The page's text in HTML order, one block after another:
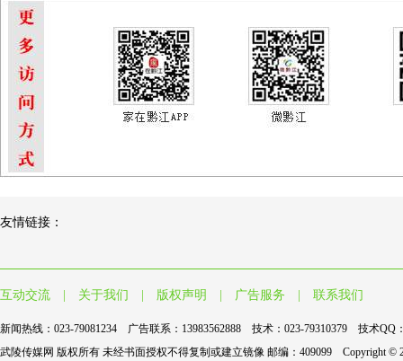
友情链接：
互动交流 关于我们 版权声明 广告服务 联系我们
新闻热线：023-79081234 广告联系：13983562888 技术：023-79310379 技术QQ
武陵传媒网 版权所有 未经书面授权不得复制或建立镜像 邮编：409099 Copyright ©